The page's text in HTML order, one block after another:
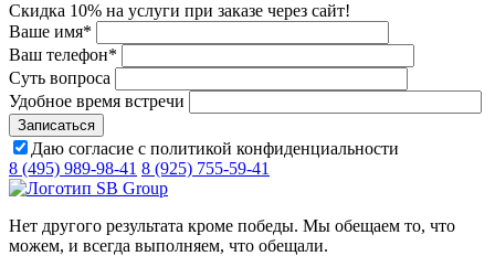
Скидка 10% на услуги при заказе через сайт!
Ваше имя*
Ваш телефон*
Суть вопроса
Удобное время встречи
Даю согласие с политикой конфиденциальности
8 (495) 989-98-41 8 (925) 755-59-41
Нет другого результата кроме победы. Мы обещаем то, что
можем, и всегда выполняем, что обещали.